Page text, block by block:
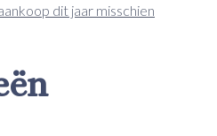
dit jaar misschien